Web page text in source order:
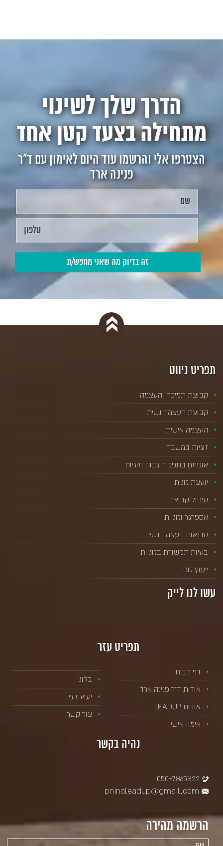
הדרך שלך לשינוי
מתחילה בצעד קטן אחד
הצטרפו אלי והרשמו עוד היום לאימון עם ד"ר
פנינה ארד
תפריט ניווט
קבוצת תמיכה והעצמה
קבוצת העצמה נשית
העצמה אישית
זוגיות במשבר
אוטיזם בתפקוד גבוה וזוגיות
יועצת זוגית
טיפול קבוצתי
אספרגר וזוגיות
סדנאות העצמה נשית
בעיות תקשורת בזוגיות
ייעוץ זוגי
עשו לנו לייק
תפריט עזר
דף הבית
אודות ד”ר פנינה ארד
אודות LEADUP
אימון אישי
בלוג
יעוץ זוגי
צור קשר
נהיה בקשר
הרשמה מהירה